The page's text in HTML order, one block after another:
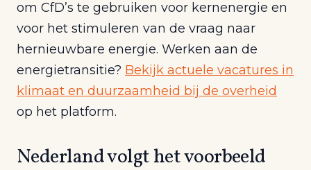
om CfD’s te gebruiken voor kernenergie en
voor het stimuleren van de vraag naar
hernieuwbare energie. Werken aan de
energietransitie? Bekijk actuele vacatures in
klimaat en duurzaamheid bij de overheid
op het platform.
Nederland volgt het voorbeeld